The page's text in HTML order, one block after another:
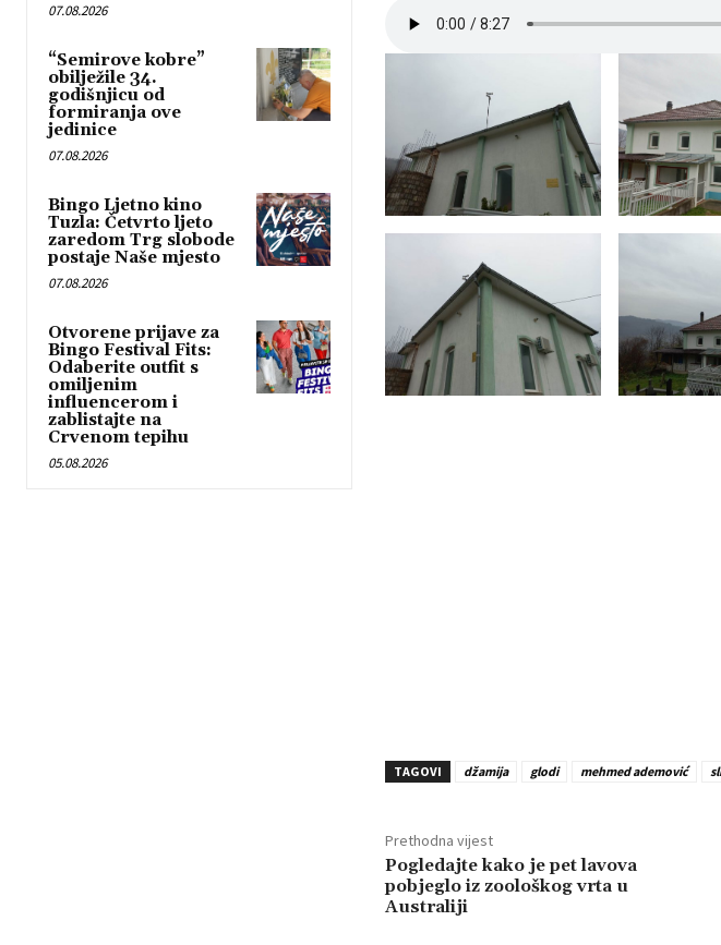
07.08.2026
“Semirove kobre”
obilježile 34.
godišnjicu od
formiranja ove
jedinice
07.08.2026
Bingo Ljetno kino
Tuzla: Četvrto ljeto
zaredom Trg slobode
postaje Naše mjesto
07.08.2026
Otvorene prijave za
Bingo Festival Fits:
Odaberite outfit s
omiljenim
influencerom i
zablistajte na
Crvenom tepihu
05.08.2026
TAGOVI džamija glodi mehmed ademović
Prethodna vijest
Pogledajte kako je pet lavova
pobjeglo iz zoološkog vrta u
Australiji